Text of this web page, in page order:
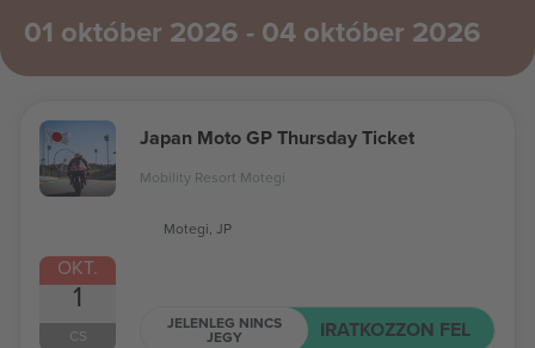
01 október 2026 - 04 október 2026
OKT.
1
CS
Japan Moto GP Thursday Ticket
Mobility Resort Motegi
Motegi, JP
JELENLEG NINCS
JEGY IRATKOZZON FEL